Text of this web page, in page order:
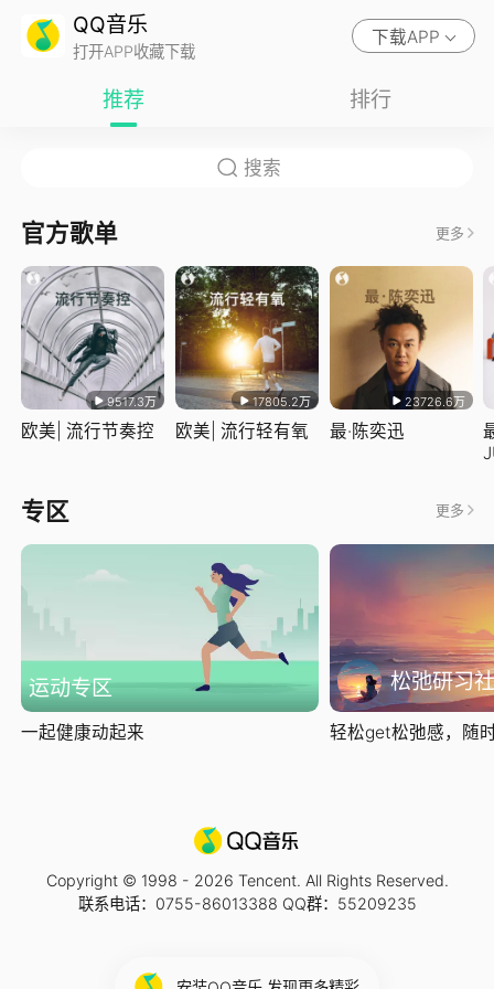
QQ音乐
打开APP收藏下载
下载APP
推荐 排行
官方歌单 更多
9517.3万
欧美| 流行节奏控
17805.2万
欧美| 流行轻有氧
23726.6万
最·陈奕迅
专区 更多
运动专区
一起健康动起来
松弛研习社
轻松get松弛感，随
Copyright © 1998 - 2026 Tencent. All Rights Reserved.
联系电话：0755-86013388 QQ群：55209235